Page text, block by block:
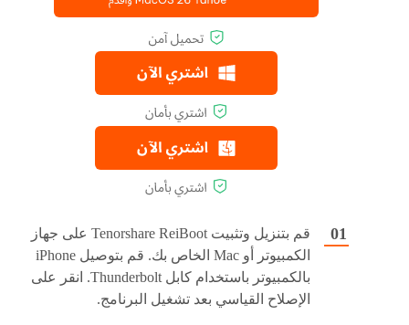
قم بتنزيل وتثبيت Tenorshare ReiBoot على جهاز
الكمبيوتر أو Mac الخاص بك. قم بتوصيل iPhone
بالكمبيوتر باستخدام كابل Thunderbolt. انقر على
الإصلاح القياسي بعد تشغيل البرنامج.